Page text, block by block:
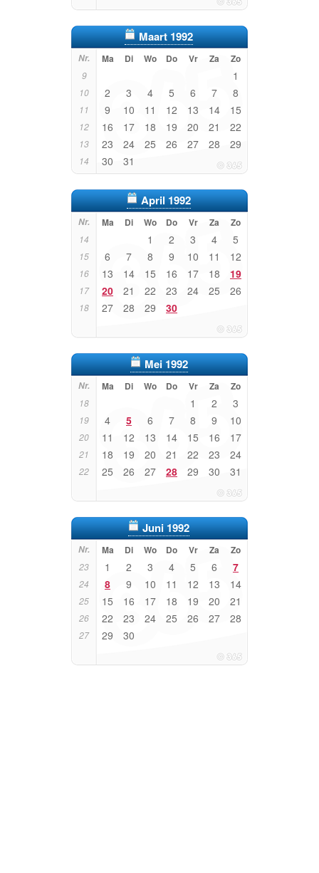
Maart 1992
Nr. Ma Di Wo Do Vr Za Zo
9 1
10 2 3 4 5 6 7 8
11 9 10 11 12 13 14 15
12 16 17 18 19 20 21 22
13 23 24 25 26 27 28 29
14 30 31
April 1992
Nr. Ma Di Wo Do Vr Za Zo
14 1 2 3 4 5
15 6 7 8 9 10 11 12
16 13 14 15 16 17 18 19
17 20 21 22 23 24 25 26
18 27 28 29 30
Mei 1992
Nr. Ma Di Wo Do Vr Za Zo
18 1 2 3
19 4 5 6 7 8 9 10
20 11 12 13 14 15 16 17
21 18 19 20 21 22 23 24
22 25 26 27 28 29 30 31
Juni 1992
Nr. Ma Di Wo Do Vr Za Zo
23 1 2 3 4 5 6 7
24 8 9 10 11 12 13 14
25 15 16 17 18 19 20 21
26 22 23 24 25 26 27 28
27 29 30